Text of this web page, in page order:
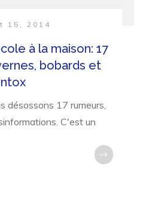
15, 2014
à la maison: 17
bobards et
désossons 17 rumeurs,
C'est un